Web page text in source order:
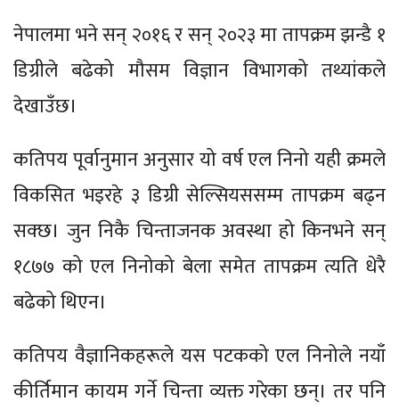
नेपालमा भने सन् २०१६ र सन् २०२३ मा तापक्रम झन्डै १
डिग्रीले बढेको मौसम विज्ञान विभागको तथ्यांकले
देखाउँछ।
कतिपय पूर्वानुमान अनुसार यो वर्ष एल निनो यही क्रमले
विकसित भइरहे ३ डिग्री सेल्सियससम्म तापक्रम बढ्न
सक्छ। जुन निकै चिन्ताजनक अवस्था हो किनभने सन्
१८७७ को एल निनोको बेला समेत तापक्रम त्यति धेरै
बढेको थिएन।
कतिपय वैज्ञानिकहरूले यस पटकको एल निनोले नयाँ
कीर्तिमान कायम गर्ने चिन्ता व्यक्त गरेका छन्। तर पनि